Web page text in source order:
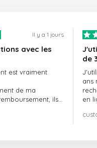
Il y a 1 jours
avec les
est vraiment
de ma
ils
et de rapidité,
de
ans
en